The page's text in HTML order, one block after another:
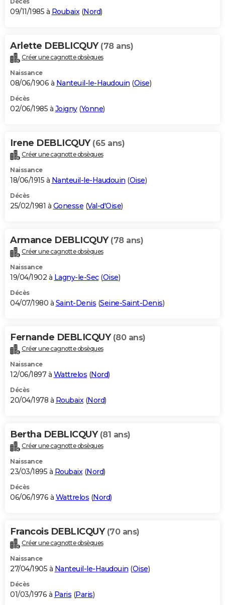
09/11/1985 à Roubaix(Nord)
Arlette DEBLICQUY (78 ans)
Créer une cagnotte obsèques
Naissance
08/06/1906 à Nanteuil-le-Haudouin (Oise)
Décès
02/06/1985 à Joigny(Yonne)
Irene DEBLICQUY (65 ans)
Créer une cagnotte obsèques
Naissance
18/06/1915 à Nanteuil-le-Haudouin (Oise)
Décès
25/02/1981 à Gonesse (Val-d'Oise)
Armance DEBLICQUY (78 ans)
Créer une cagnotte obsèques
Naissance
19/04/1902 à Lagny-le-Sec(Oise)
Décès
04/07/1980 à Saint-Denis (Seine-Saint-Denis)
Fernande DEBLICQUY (80 ans)
Créer une cagnotte obsèques
Naissance
12/06/1897 à Wattrelos (Nord)
Décès
20/04/1978 à Roubaix(Nord)
Bertha DEBLICQUY (81 ans)
Créer une cagnotte obsèques
Naissance
23/03/1895 à Roubaix(Nord)
Décès
06/06/1976 à Wattrelos (Nord)
Francois DEBLICQUY (70 ans)
Créer une cagnotte obsèques
Naissance
27/04/1905 à Nanteuil-le-Haudouin (Oise)
Décès
01/03/1976 à Paris (Paris)